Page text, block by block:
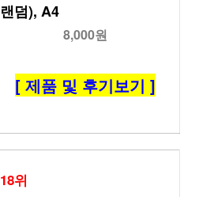
랜덤), A4
8,000원
[ 제품 및 후기보기 ]
18위